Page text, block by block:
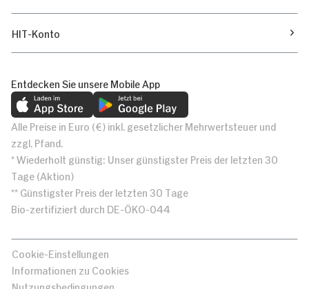
HIT-Konto
Entdecken Sie unsere Mobile App
Alle Preise in Euro (€) inkl. gesetzlicher Mehrwertsteuer und
zzgl. Pfand.
* Wiederholt günstig: Unser günstigster Preis der letzten 30
Tage (Aktion)
** Günstigster Preis der letzten 30 Tage
Bio-zertifiziert durch DE-ÖKO-044
Cookie-Einstellungen
Informationen zu Cookies
Nutzungsbedingungen